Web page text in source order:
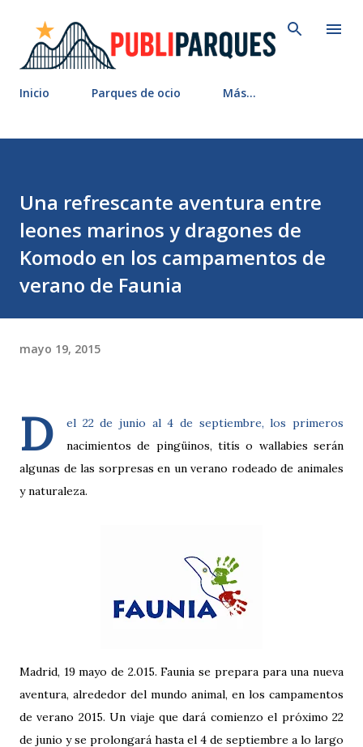
Inicio Parques de ocio Más…
Una refrescante aventura entre
leones marinos y dragones de
Komodo en los campamentos de
verano de Faunia
mayo 19, 2015
D
el 22 de junio al 4 de septiembre, los primeros
nacimientos de pingüinos, titís o wallabies serán
algunas de las sorpresas en un verano rodeado de animales
y naturaleza.
Madrid, 19 mayo de 2.015. Faunia se prepara para una nueva
aventura, alrededor del mundo animal, en los campamentos
de verano 2015. Un viaje que dará comienzo el próximo 22
de junio y se prolongará hasta el 4 de septiembre a lo largo